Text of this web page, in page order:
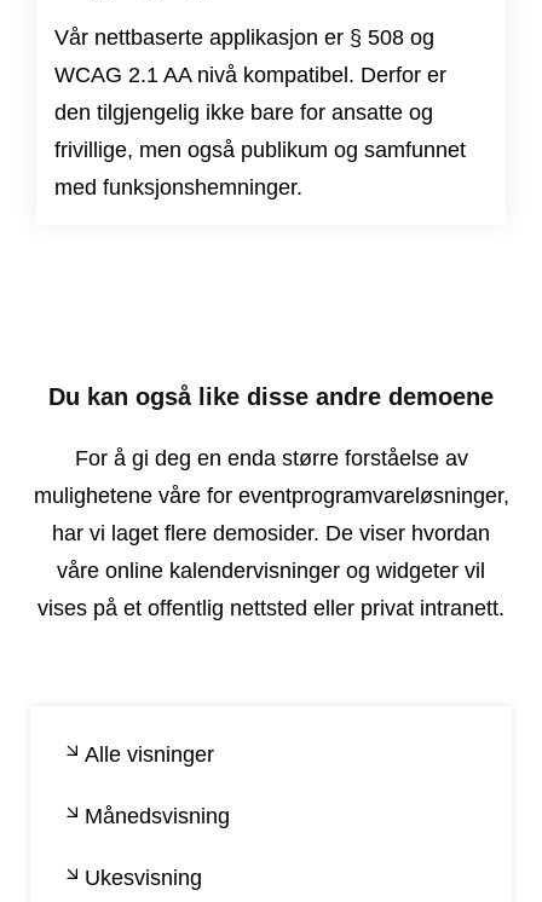
Vår nettbaserte applikasjon er § 508 og
WCAG 2.1 AA nivå kompatibel. Derfor er
den tilgjengelig ikke bare for ansatte og
frivillige, men også publikum og samfunnet
med funksjonshemninger.
Du kan også like disse andre demoene
For å gi deg en enda større forståelse av
mulighetene våre for eventprogramvareløsninger,
har vi laget flere demosider. De viser hvordan
våre online kalendervisninger og widgeter vil
vises på et offentlig nettsted eller privat intranett.
Alle visninger
Månedsvisning
Ukesvisning